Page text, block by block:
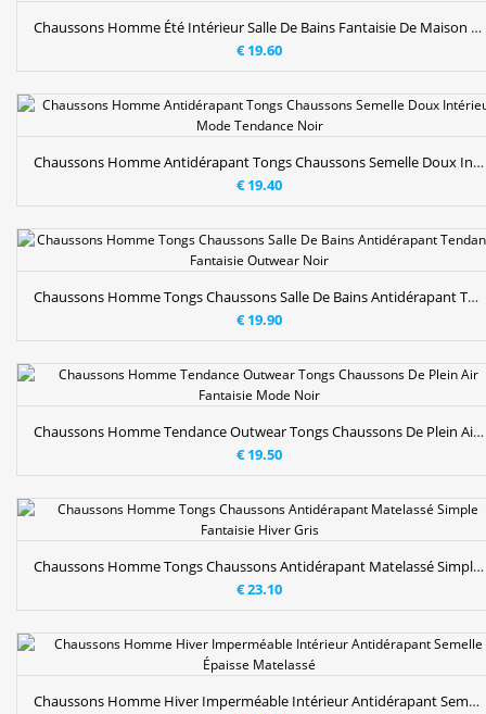
Chaussons Homme Été Intérieur Salle De Bains Fantaisie De Maison Semelle Épaisse Noir
€ 19.60
Chaussons Homme Antidérapant Tongs Chaussons Semelle Doux Intérieur Mode Tendance Noir
€ 19.40
Chaussons Homme Tongs Chaussons Salle De Bains Antidérapant Tendance Fantaisie Outwear Noir
€ 19.90
Chaussons Homme Tendance Outwear Tongs Chaussons De Plein Air Fantaisie Mode Noir
€ 19.50
Chaussons Homme Tongs Chaussons Antidérapant Matelassé Simple Fantaisie Hiver Gris
€ 23.10
Chaussons Homme Hiver Imperméable Intérieur Antidérapant Semelle Épaisse Matelassé